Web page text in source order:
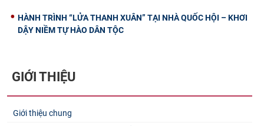
HÀNH TRÌNH “LỬA THANH XUÂN” TẠI NHÀ QUỐC HỘI – KHƠI
DẬY NIỀM TỰ HÀO DÂN TỘC
GIỚI THIỆU
Giới thiệu chung